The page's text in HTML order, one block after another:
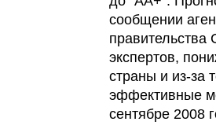
сообщении
экспертов,
страны и из-за
эффективные
сентябре 2008